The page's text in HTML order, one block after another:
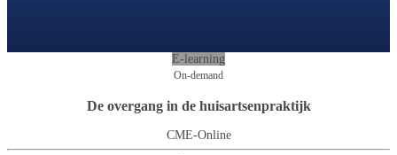
E-learning
On-demand
De overgang in de huisartsenpraktijk
CME-Online